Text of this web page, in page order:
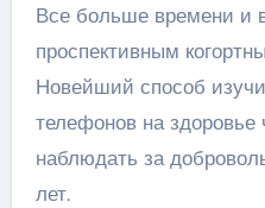
Все больше времени и
проспективным
Новейший способ
телефонов на здоровье
наблюдать за
лет.